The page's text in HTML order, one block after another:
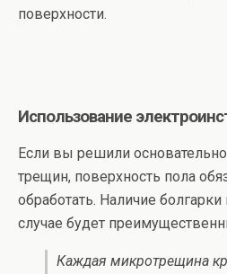
поверхности.
Использование
Если вы решили
трещин, поверхность пола
обработать. Наличие
случае будет
Каждая микротрещина